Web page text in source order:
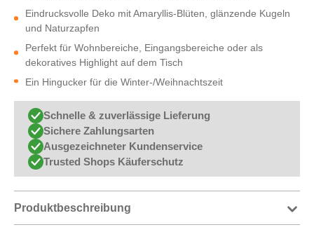
Eindrucksvolle Deko mit Amaryllis-Blüten, glänzende Kugeln
und Naturzapfen
Perfekt für Wohnbereiche, Eingangsbereiche oder als
dekoratives Highlight auf dem Tisch
Ein Hingucker für die Winter-/Weihnachtszeit
Schnelle & zuverlässige Lieferung
Sichere Zahlungsarten
Ausgezeichneter Kundenservice
Trusted Shops Käuferschutz
Produktbeschreibung